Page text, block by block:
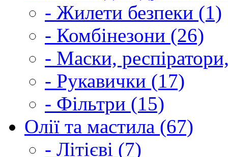
- Жилети безпеки (1)
- Комбінезони (26)
- Маски,
- Рукавички (17)
- Фільтри (15)
Олії та мастила (67)
- Літієві (7)